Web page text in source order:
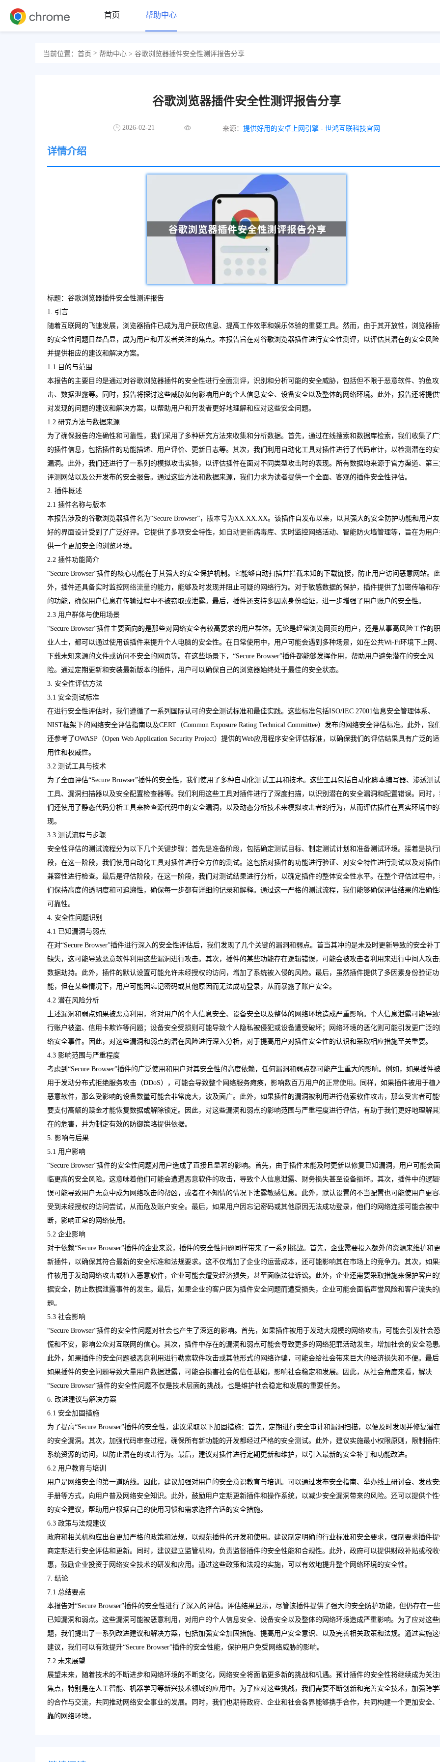
首页 帮助中心
当前位置： 首页 > 帮助中心 > 谷歌浏览器插件安全性测评报告分享
谷歌浏览器插件安全性测评报告分享
2026-02-21 来源： 提供好用的安卓上网引擎 - 世鸿互联科技官网
详情介绍
标题：谷歌浏览器插件安全性测评报告
1. 引言
随着互联网的飞速发展，浏览器插件已成为用户获取信息、提高工作效率和娱乐体验的重要工具。然而，由于其开放性，浏览器
的安全性问题日益凸显，成为用户和开发者关注的焦点。本报告旨在对谷歌浏览器插件进行安全性测评，以评估其潜在的安全风险
并提供相应的建议和解决方案。
1.1 目的与范围
本报告的主要目的是通过对谷歌浏览器插件的安全性进行全面测评，识别和分析可能的安全威胁，包括但不限于恶意软件、钓鱼攻
击、数据泄露等。同时，报告将探讨这些威胁如何影响用户的个人信息安全、设备安全以及整体的网络环境。此外，报告还将提
对发现的问题的建议和解决方案，以帮助用户和开发者更好地理解和应对这些安全问题。
1.2 研究方法与数据来源
为了确保报告的准确性和可靠性，我们采用了多种研究方法来收集和分析数据。首先，通过在线搜索和数据库检索，我们收集了广
的插件信息，包括插件的功能描述、用户评价、更新日志等。其次，我们利用自动化工具对插件进行了代码审计，以检测潜在的
漏洞。此外，我们还进行了一系列的模拟攻击实验，以评估插件在面对不同类型攻击时的表现。所有数据均来源于官方渠道、第
评测网站以及公开发布的安全报告。通过这些方法和数据来源，我们力求为读者提供一个全面、客观的插件安全性评估。
2. 插件概述
2.1 插件名称与版本
本报告涉及的谷歌浏览器插件名为“Secure Browser”， 版本号为XX.XX.XX。该插件自发布以来，以其强大的安全防护功能和用户友
好的界面设计受到了广泛好评。它提供了多项安全特性，如 自动更新病毒库、实时监控网络活动、智能防火墙管理等，旨在为用
供一个更加安全的浏览环境。
2.2 插件功能简介
“Secure Browser”插件的核心功能在于其强大的安全保护机制。它能够自动扫描并拦截未知的下载链接，防止用户访问恶意网站。此
外，插件还具备实时监控网络流量的能力，能够及时发现并阻止可疑的网络行为。对于敏感数据的保护，插件提供了加密传输和
的功能，确保用户信息在传输过程中不被窃取或泄露。最后，插件还支持多因素身份验证，进一步增强了用户账户的安全性。
2.3 用户群体与使用场景
“Secure Browser”插件主要面向的是那些对网络安全有较高要求的用户群体。无论是经常浏览网页的用户，还是从事高风险工作的职
业人士，都可以通过使用该插件来提升个人电脑的安全性。在日常使用中，用户可能会遇到多种场景，如在公共Wi-Fi环境下上网、
下载未知来源的文件或访问不安全的网页等。在这些场景下，“Secure Browser”插件都能够发挥作用，帮助用户避免潜在的安全风
险。通过定期更新和安装最新版本的插件，用户可以确保自己的浏览器始终处于最佳的安全状态。
3. 安全性评估方法
3.1 安全测试标准
在进行安全性评估时，我们遵循了一系列国际认可的安全测试标准和最佳实践。这些标准包括ISO/IEC 27001信息安全管理体系、
NIST框架下的网络安全评估指南以及CERT（Common Exposure Rating Technical Committee）发布的网络安全评估标准。此外，我们
还参考了OWASP（Open Web Application Security Project）提供的Web应用程序安全评估标准，以确保我们的评估结果具有广泛的适
用性和权威性。
3.2 测试工具与技术
为了全面评估“Secure Browser”插件的安全性，我们使用了多种自动化测试工具和技术。这些工具包括自动化脚本编写器、渗透测试
工具、漏洞扫描器以及安全配置检查器等。我们利用这些工具对插件进行了深度扫描，以识别潜在的安全漏洞和配置错误。同时
们还使用了静态代码分析工具来检查源代码中的安全漏洞，以及动态分析技术来模拟攻击者的行为，从而评估插件在真实环境中的
现。
3.3 测试流程与步骤
安全性评估的测试流程分为以下几个关键步骤：首先是准备阶段，包括确定测试目标、制定测试计划和准备测试环境。接着是执
段，在这一阶段，我们使用自动化工具对插件进行全方位的测试。这包括对插件的功能进行验证、对安全特性进行测试以及对插件
兼容性进行检查。最后是评估阶段，在这一阶段，我们对测试结果进行分析，以确定插件的整体安全性水平。在整个评估过程中
们保持高度的透明度和可追溯性，确保每一步都有详细的记录和解释。通过这一严格的测试流程，我们能够确保评估结果的准确性
可靠性。
4. 安全性问题识别
4.1 已知漏洞与弱点
在对“Secure Browser”插件进行深入的安全性评估后，我们发现了几个关键的漏洞和弱点。首当其冲的是未及时更新导致的安全补丁
缺失，这可能导致恶意软件利用这些漏洞进行攻击。其次，插件的某些功能存在逻辑错误，可能会被攻击者利用来进行中间人攻
数据劫持。此外，插件的默认设置可能允许未经授权的访问，增加了系统被入侵的风险。最后，虽然插件提供了多因素身份验证功
能，但在某些情况下，用户可能因忘记密码或其他原因而无法成功登录，从而暴露了账户安全。
4.2 潜在风险分析
上述漏洞和弱点如果被恶意利用，将对用户的个人信息安全、设备安全以及整体的网络环境造成严重影响。个人信息泄露可能导
行账户被盗、信用卡欺诈等问题；设备安全受损则可能导致个人隐私被侵犯或设备遭受破坏；网络环境的恶化则可能引发更广泛的
络安全事件。因此，对这些漏洞和弱点的潜在风险进行深入分析，对于提高用户对插件安全性的认识和采取相应措施至关重要。
4.3 影响范围与严重程度
考虑到“Secure Browser”插件的广泛使用和用户对其安全性的高度依赖，任何漏洞和弱点都可能产生重大的影响。例如，如果插件被
用于发动分布式拒绝服务攻击（DDoS），可能会导致整个网络服务瘫痪，影响数百万用户的 正常使用。同样，如果插件被用于植
恶意软件，那么受影响的设备数量可能会非常庞大，波及面广。此外，如果插件的漏洞被利用进行勒索软件攻击，那么受害者可
要支付高额的赎金才能恢复数据或解除锁定。因此，对这些漏洞和弱点的影响范围与严重程度进行评估，有助于我们更好地理解
在的危害，并为制定有效的防御策略提供依据。
5. 影响与后果
5.1 用户影响
“Secure Browser”插件的安全性问题对用户造成了直接且显著的影响。首先，由于插件未能及时更新以修复已知漏洞，用户可能会面
临更高的安全风险。这意味着他们可能会遭遇恶意软件的攻击，导致个人信息泄露、财务损失甚至设备损坏。其次，插件中的逻
误可能导致用户无意中成为网络攻击的帮凶，或者在不知情的情况下泄露敏感信息。此外，默认设置的不当配置也可能使用户更容
受到未经授权的访问尝试，从而危及账户安全。最后，如果用户因忘记密码或其他原因无法成功登录，他们的网络连接可能会被中
断，影响正常的网络使用。
5.2 企业影响
对于依赖“Secure Browser”插件的企业来说，插件的安全性问题同样带来了一系列挑战。首先，企业需要投入额外的资源来维护和更
新插件，以确保其符合最新的安全标准和法规要求。这不仅增加了企业的运营成本，还可能影响其在市场上的竞争力。其次，如
件被用于发动网络攻击或植入恶意软件，企业可能会遭受经济损失，甚至面临法律诉讼。此外，企业还需要采取措施来保护客户
据安全，防止数据泄露事件的发生。最后，如果企业的客户因为插件安全问题而遭受损失，企业可能会面临声誉风险和客户流失的
题。
5.3 社会影响
“Secure Browser”插件的安全性问题对社会也产生了深远的影响。首先，如果插件被用于发动大规模的网络攻击，可能会引发社会恐
慌和不安，影响公众对互联网的信心。其次，插件中存在的漏洞和弱点可能会导致更多的网络犯罪活动发生，增加社会的安全隐患
此外，如果插件的安全问题被恶意利用进行勒索软件攻击或其他形式的网络诈骗，可能会给社会带来巨大的经济损失和不便。最后
如果插件的安全问题导致大量用户数据泄露，可能会损害社会的信任基础，影响社会稳定和发展。因此，从社会角度来看，解决
“Secure Browser”插件的安全性问题不仅是技术层面的挑战，也是维护社会稳定和发展的重要任务。
6. 改进建议与解决方案
6.1 安全加固措施
为了提高“Secure Browser”插件的安全性，建议采取以下加固措施：首先，定期进行安全审计和漏洞扫描，以便及时发现并修复潜在
的安全漏洞。其次，加强代码审查过程，确保所有新功能的开发都经过严格的安全测试。此外，建议实施最小权限原则，限制插
系统资源的访问，以防止潜在的攻击行为。最后，建议对插件进行定期更新和维护，以引入最新的安全补丁和功能改进。
6.2 用户教育与培训
用户是网络安全的第一道防线。因此，建议加强对用户的安全意识教育与培训。可以通过发布安全指南、举办线上研讨会、发放
手册等方式，向用户普及网络安全知识。此外，鼓励用户定期更新插件和操作系统，以减少安全漏洞带来的风险。还可以提供个
的安全建议，帮助用户根据自己的使用习惯和需求选择合适的安全措施。
6.3 政策与法规建议
政府和相关机构应出台更加严格的政策和法规，以规范插件的开发和使用。建议制定明确的行业标准和安全要求，强制要求插件
商定期进行安全评估和更新。同时，建议建立监管机构，负责监督插件的安全性能和合规性。此外，政府可以提供财政补贴或税
惠，鼓励企业投资于网络安全技术的研发和应用。通过这些政策和法规的实施，可以有效地提升整个网络环境的安全性。
7. 结论
7.1 总结要点
本报告对“Secure Browser”插件的安全性进行了深入的评估。评估结果显示，尽管该插件提供了强大的安全防护功能，但仍存在一些
已知漏洞和弱点。这些漏洞可能被恶意利用，对用户的个人信息安全、设备安全以及整体的网络环境造成严重影响。为了应对这些
题，我们提出了一系列改进建议和解决方案，包括加强安全加固措施、提高用户安全意识、以及完善相关政策和法规。通过实施
建议，我们可以有效提升“Secure Browser”插件的安全性能，保护用户免受网络威胁的影响。
7.2 未来展望
展望未来，随着技术的不断进步和网络环境的不断变化，网络安全将面临更多新的挑战和机遇。预计插件的安全性将继续成为关注
焦点，特别是在人工智能、机器学习等新兴技术领域的应用中。为了应对这些挑战，我们需要不断创新和完善安全技术，加强跨
的合作与交流，共同推动网络安全事业的发展。同时，我们也期待政府、企业和社会各界能够携手合作，共同构建一个更加安全、
靠的网络环境。